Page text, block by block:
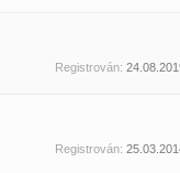
Registrován:
Registrován: